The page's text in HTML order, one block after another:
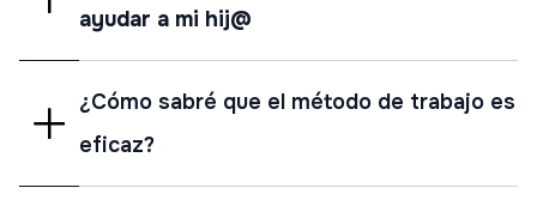
ayudar a mi hij@
¿Cómo sabré que el método de trabajo es
eficaz?